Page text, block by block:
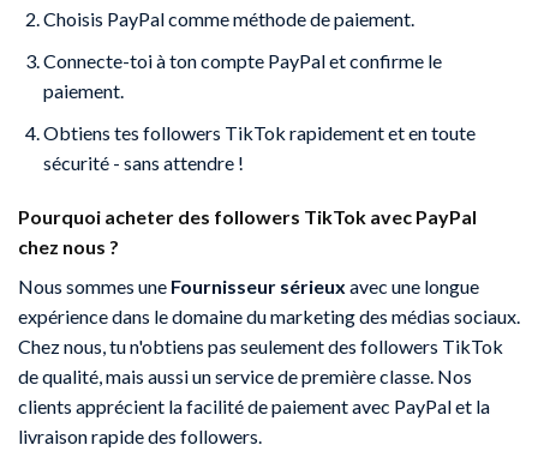
Choisis PayPal comme méthode de paiement.
Connecte-toi à ton compte PayPal et confirme le
paiement.
Obtiens tes followers TikTok rapidement et en toute
sécurité - sans attendre !
Pourquoi acheter des followers TikTok avec PayPal
chez nous ?
Nous sommes une Fournisseur sérieux avec une longue
expérience dans le domaine du marketing des médias sociaux.
Chez nous, tu n'obtiens pas seulement des followers TikTok
de qualité, mais aussi un service de première classe. Nos
clients apprécient la facilité de paiement avec PayPal et la
livraison rapide des followers.